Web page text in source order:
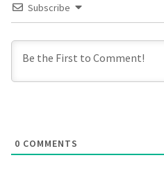
Subscribe
0 COMMENTS